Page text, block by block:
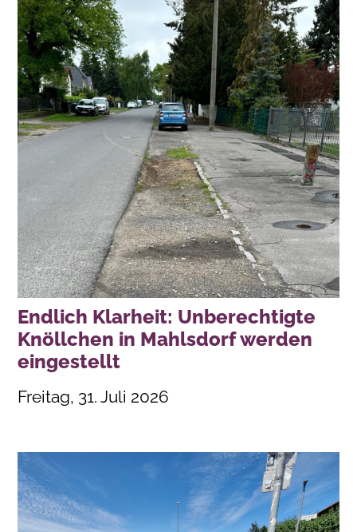
Endlich Klarheit: Unberechtigte
Knöllchen in Mahlsdorf werden
eingestellt
Freitag, 31. Juli 2026